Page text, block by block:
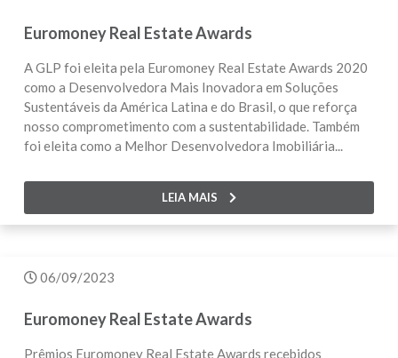
Euromoney Real Estate Awards
A GLP foi eleita pela Euromoney Real Estate Awards 2020
como a Desenvolvedora Mais Inovadora em Soluções
Sustentáveis da América Latina e do Brasil, o que reforça
nosso comprometimento com a sustentabilidade. Também
foi eleita como a Melhor Desenvolvedora Imobiliária...
LEIA MAIS
06/09/2023
Euromoney Real Estate Awards
Prêmios Euromoney Real Estate Awards recebidos